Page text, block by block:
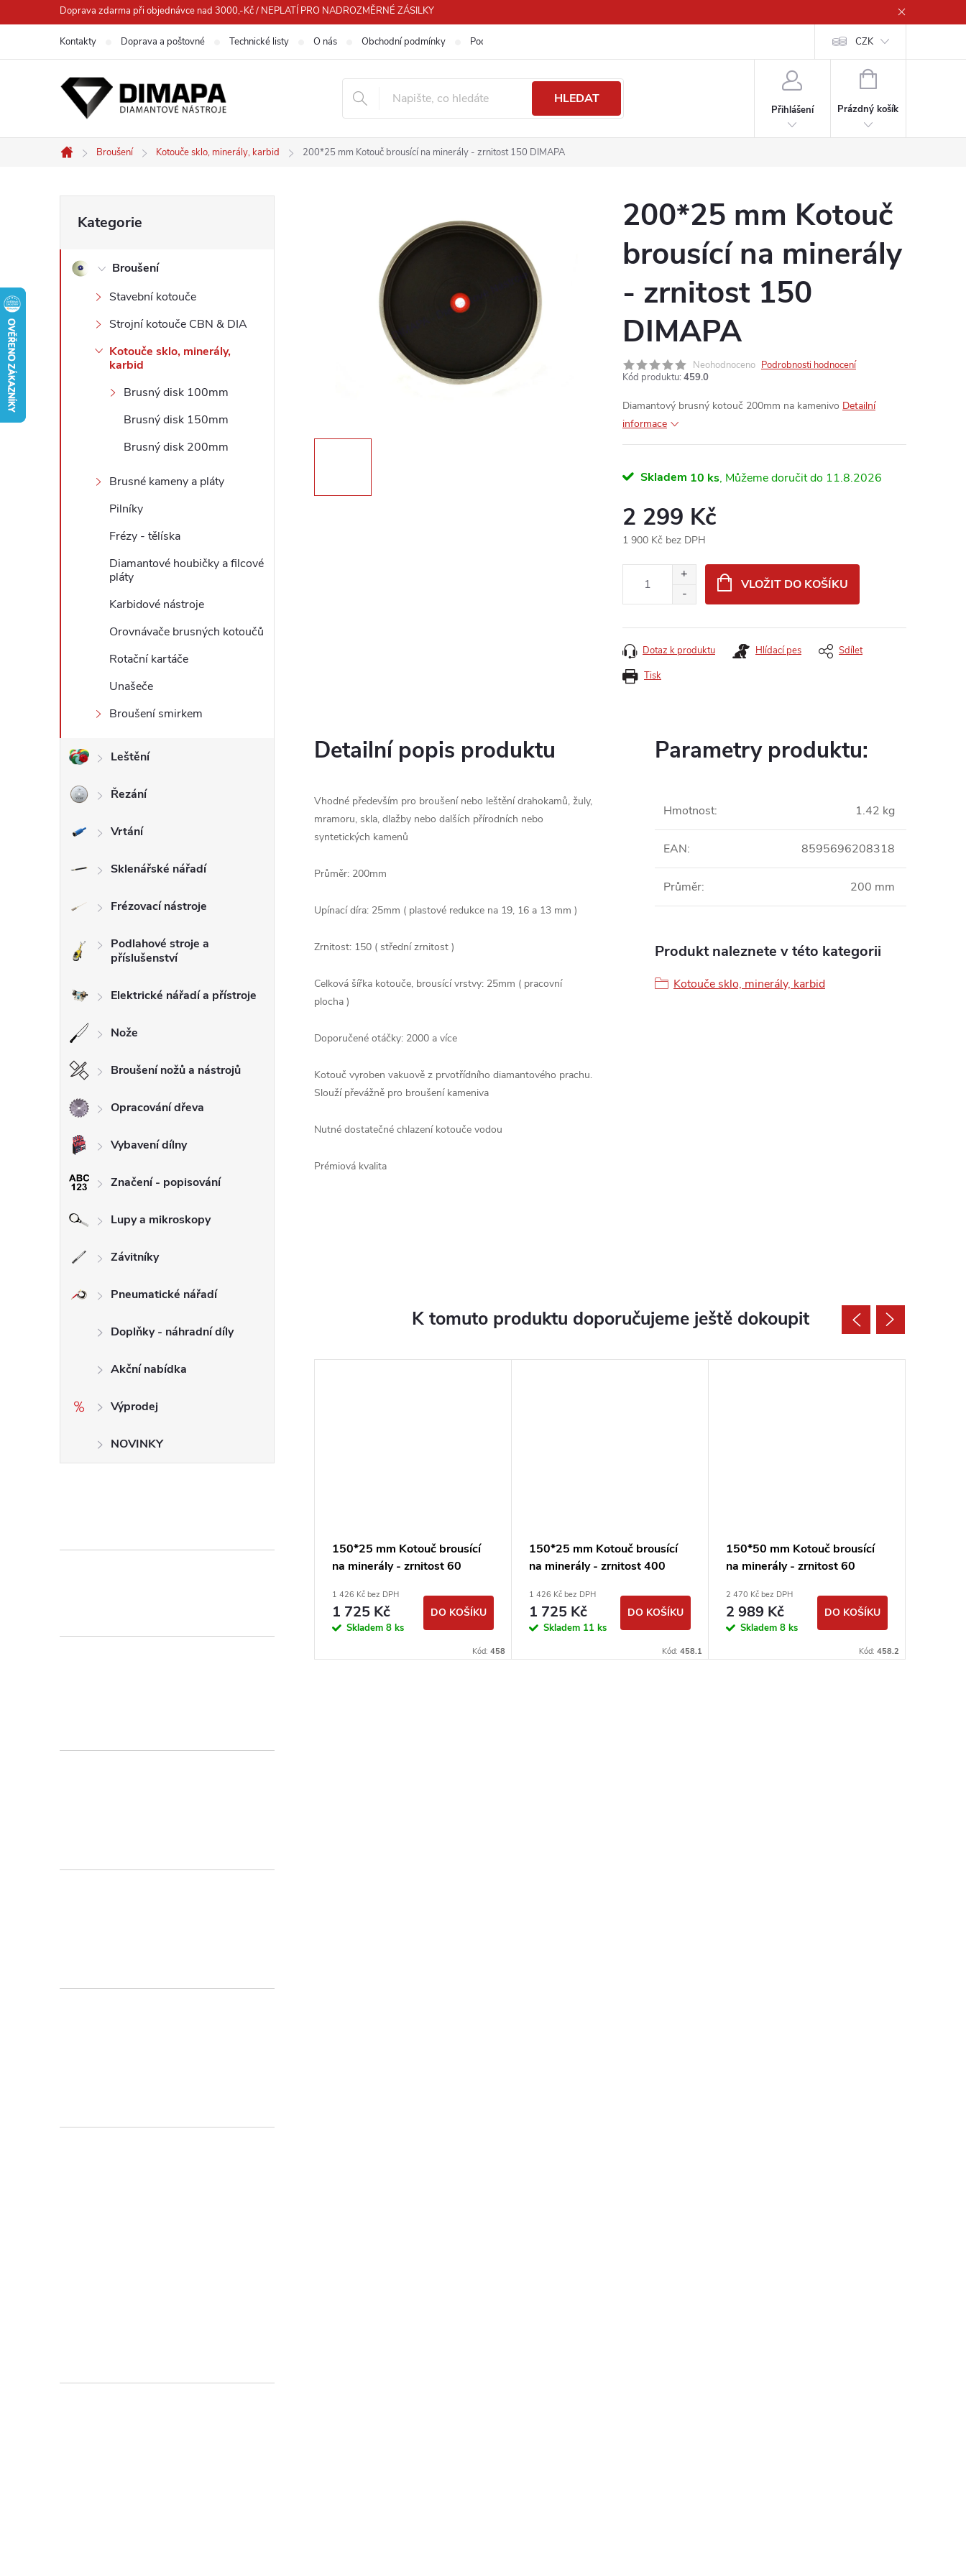
na
Doprava zdarma při objednávce nad 3000,-Kč / NEPLATÍ PRO NADROZMĚRNÉ ZÁSILKY
Kontakty Doprava a poštovné Technické listy O nás Obchodní podmínky Podmínky ochrany osobních údajů CZK
HLEDAT
Přihlášení
NÁKUPNÍ
Prázdný košík
Domů
Broušení Kotouče sklo, minerály, karbid 200*25 mm Kotouč brousící na minerály - zrnitost 150 DIMAPA
o
kategorie
Kategorie
Broušení
Stavební kotouče
Strojní kotouče CBN & DIA
Kotouče sklo, minerály,
karbid
Brusný disk 100mm
Brusný disk 150mm
Brusný disk 200mm
Brusné kameny a pláty
Pilníky
Frézy - tělíska
Diamantové houbičky a filcové
pláty
Karbidové nástroje
Orovnávače brusných kotoučů
Rotační kartáče
Unašeče
Broušení smirkem
Leštění
Řezání
Vrtání
Sklenářské nářadí
Frézovací nástroje
Podlahové stroje a
příslušenství
Elektrické nářadí a přístroje
Nože
Broušení nožů a nástrojů
Opracování dřeva
Vybavení dílny
Značení - popisování
Lupy a mikroskopy
Závitníky
Pneumatické nářadí
Doplňky - náhradní díly
Akční nabídka
Výprodej
NOVINKY
200*25 mm Kotouč
brousící na minerály
- zrnitost 150
DIMAPA
Neohodnoceno Podrobnosti hodnocení
Kód produktu: 459.0
Diamantový brusný kotouč 200mm na kamenivo Detailní
informace
Skladem 10 ks 11.8.2026
2 299 Kč
1 900 Kč bez DPH
VLOŽIT DO KOŠÍKU
Tisk
Dotaz k produktu Hlídací pes Sdílet
Detailní popis produktu
Vhodné především pro broušení nebo leštění drahokamů, žuly,
mramoru, skla, dlažby nebo dalších přírodních nebo
syntetických kamenů
Průměr: 200mm
Upínací díra: 25mm ( plastové redukce na 19, 16 a 13 mm )
Zrnitost: 150 ( střední zrnitost )
Celková šířka kotouče, brousící vrstvy: 25mm ( pracovní
plocha )
Doporučené otáčky: 2000 a více
Kotouč vyroben vakuově z prvotřídního diamantového prachu.
Slouží převážně pro broušení kameniva
Nutné dostatečné chlazení kotouče vodou
Prémiová kvalita
Parametry produktu:
Hmotnost: 1.42 kg
EAN: 8595696208318
Průměr: 200 mm
Produkt naleznete v této kategorii
Kotouče sklo, minerály, karbid
K tomuto produktu doporučujeme ještě dokoupit
brousící
150*50 mm Kotouč brousící
150*25 mm Kotouč brousící
na minerály - zrnitost 60
1 426 Kč bez DPH
1 725 Kč
Skladem 8 ks
DO KOŠÍKU
Kód: 458
150*25 mm Kotouč brousící
na minerály - zrnitost 400
1 426 Kč bez DPH
1 725 Kč
Skladem 11 ks
DO KOŠÍKU
Kód: 458.1
150*50 mm Kotouč brousící
na minerály - zrnitost 60
2 470 Kč bez DPH
2 989 Kč
Skladem 8 ks
DO KOŠÍKU
Kód: 458.2